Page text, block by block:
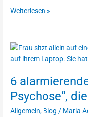
Weiterlesen »
6
Psychose“,
Allgemein, Blog / Maria
6
alarmierende
über
„KI-
Psychose“,
die